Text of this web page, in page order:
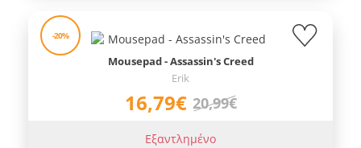
-20%
Mousepad - Assassin's Creed
Erik
16,79€ 20,99€
Εξαντλημένο